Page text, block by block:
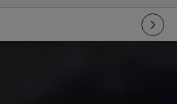
Long Drive